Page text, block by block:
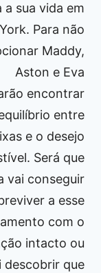
a sua vida em
Para não
Maddy,
Aston e Eva
encontrar
entre
e o desejo
Será que
vai conseguir
a esse
com o
intacto ou
descobrir que